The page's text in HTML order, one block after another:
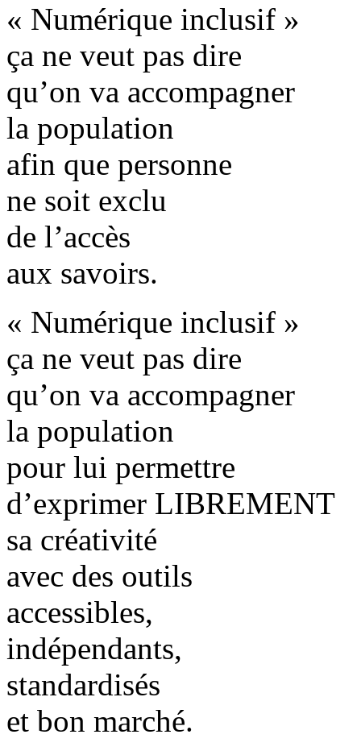
« Numérique inclusif »
ça ne veut pas dire
qu’on va accompagner
la population
afin que personne
ne soit exclu
de l’accès
aux savoirs.
« Numérique inclusif »
ça ne veut pas dire
qu’on va accompagner
la population
pour lui permettre
d’exprimer LIBREMENT
sa créativité
avec des outils
accessibles,
indépendants,
standardisés
et bon marché.